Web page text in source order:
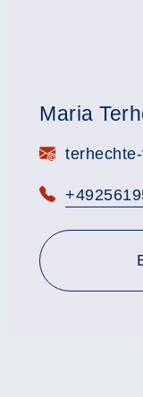
Maria
E-Mail:
Telefon: